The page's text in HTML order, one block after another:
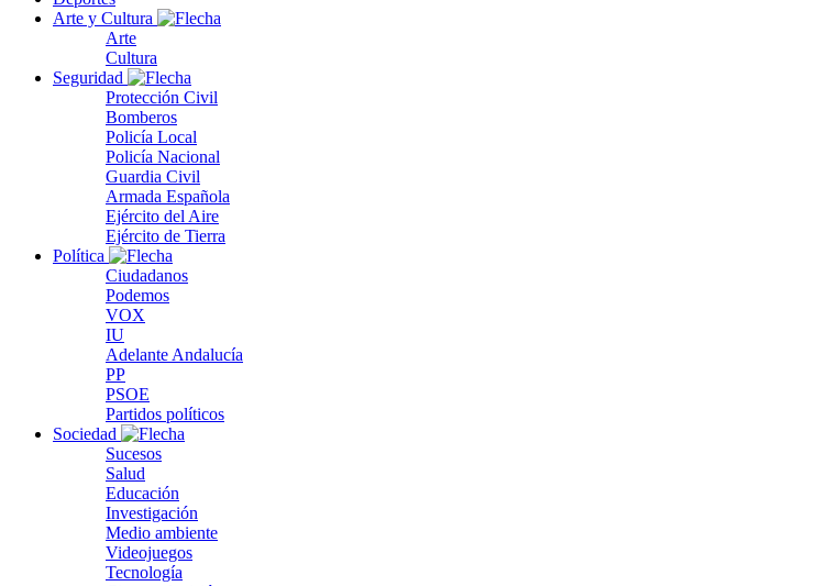
Arte y Cultura
Arte
Cultura
Seguridad
Protección Civil
Bomberos
Policía Local
Policía Nacional
Guardia Civil
Armada Española
Ejército del Aire
Ejército de Tierra
Política
Ciudadanos
Podemos
VOX
IU
Adelante Andalucía
PP
PSOE
Partidos políticos
Sociedad
Sucesos
Salud
Educación
Investigación
Medio ambiente
Videojuegos
Tecnología